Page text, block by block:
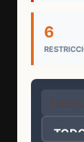
6